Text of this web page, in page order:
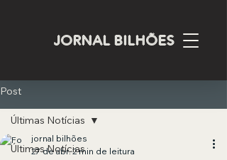
JORNAL BILHÕES
Post
Últimas Notícias
Últimas Notícias
jornal bilhões
27 de abr.2 min de leitura